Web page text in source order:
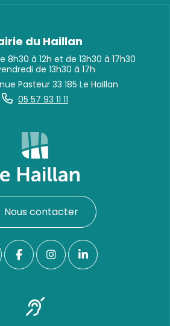
du Haillan
8h30 à 12h et de 13h30 à 17h30
de 13h30 à 17h
Pasteur 33 185 Le Haillan
05 57 93 11 11
Nous contacter